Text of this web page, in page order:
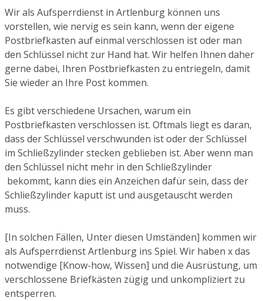
Wir als Aufsperrdienst in Artlenburg können uns
vorstellen, wie nervig es sein kann, wenn der eigene
Postbriefkasten auf einmal verschlossen ist oder man
den Schlüssel nicht zur Hand hat. Wir helfen Ihnen daher
gerne dabei, Ihren Postbriefkasten zu entriegeln, damit
Sie wieder an Ihre Post kommen.
Es gibt verschiedene Ursachen, warum ein
Postbriefkasten verschlossen ist. Oftmals liegt es daran,
dass der Schlüssel verschwunden ist oder der Schlüssel
im Schließzylinder stecken geblieben ist. Aber wenn man
den Schlüssel nicht mehr in den Schließzylinder
bekommt, kann dies ein Anzeichen dafür sein, dass der
Schließzylinder kaputt ist und ausgetauscht werden
muss.
[In solchen Fällen, Unter diesen Umständen] kommen wir
als Aufsperrdienst Artlenburg ins Spiel. Wir haben x das
notwendige [Know-how, Wissen] und die Ausrüstung, um
verschlossene Briefkästen zügig und unkompliziert zu
entsperren.